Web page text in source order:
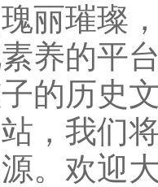
丽璀璨
养的平
的历史
我们将
。欢迎